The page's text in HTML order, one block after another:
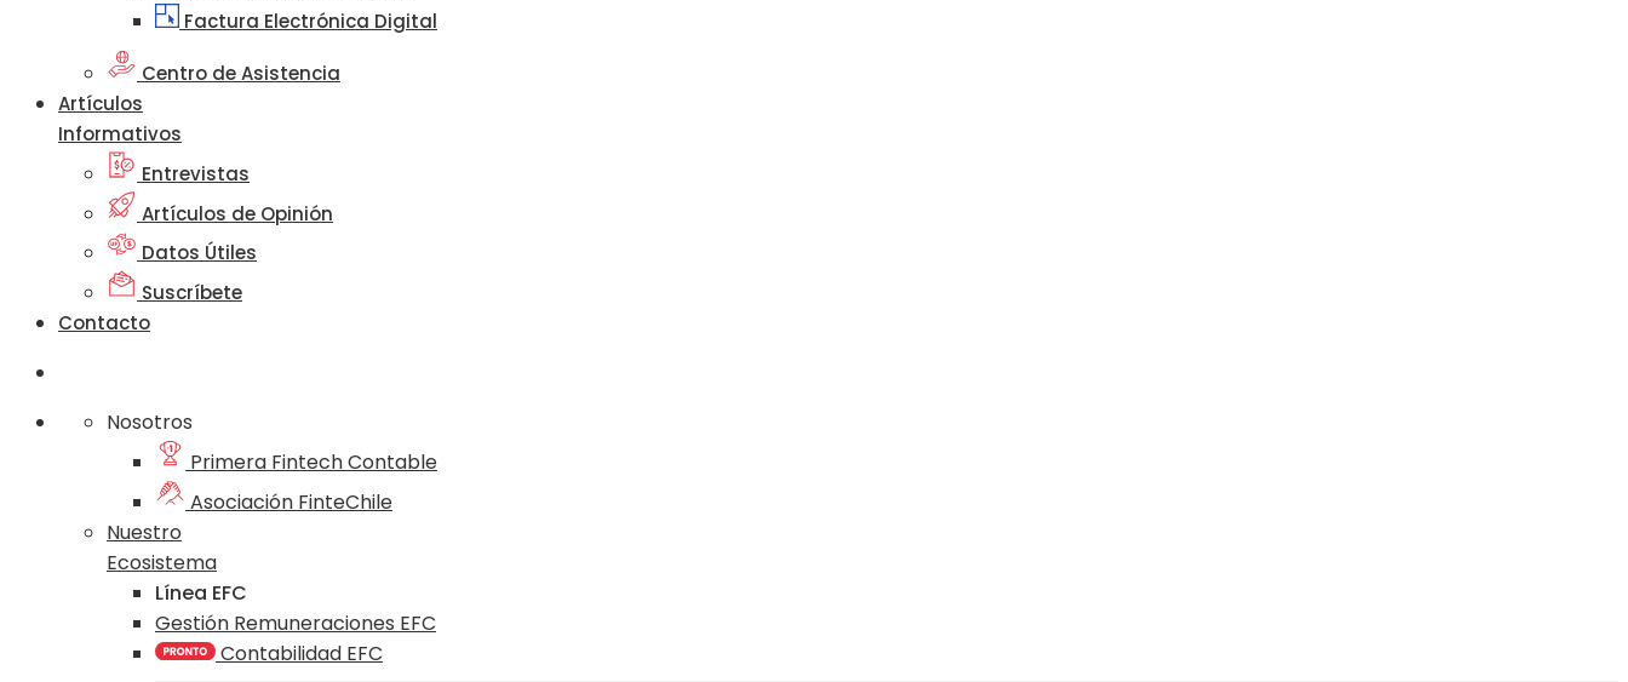
Factura Electrónica Digital
Centro de Asistencia
Artículos
Informativos
Entrevistas
Artículos de Opinión
Datos Útiles
Suscríbete
Contacto
Nosotros
Primera Fintech Contable
Asociación FinteChile
Nuestro
Ecosistema
Línea EFC
Gestión Remuneraciones EFC
Contabilidad EFC